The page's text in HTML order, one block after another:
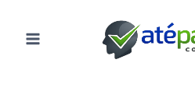
para